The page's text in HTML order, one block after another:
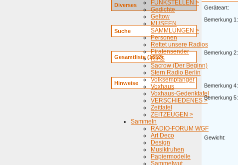
FUNKSTELLEN >
Gedichte
Geltow
MUSEEN
SAMMLUNGEN >
Personen
Rettet unsere Radios
Piratensender
RIAS
Sacrow (Der Beginn)
Stern Radio Berlin
Volksempfänger
Voxhaus
Voxhaus-Gedenktafel
VERSCHIEDENES >
Zeittafel
ZEITZEUGEN >
Sammeln
RADIO-FORUM WGF
Art Deco
Design
Musiktruhen
Papiermodelle
Sammelwut
Diverses
Suche
Gesamtliste (1652)
Hinweise
Geräteart:
Bemerkung 1:
Bemerkung 2:
Bemerkung 4:
Bemerkung 5:
Gewicht: